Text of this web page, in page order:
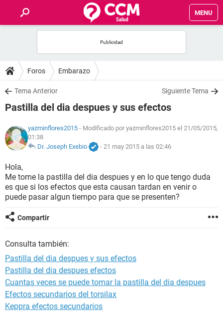
MENU
FOROS
SALUD
NUTRICIÓN
BIENESTAR
SEXUALIDAD
GLOSARIO
Foros Embarazo
Tema Anterior Siguiente Tema
Pastilla del dia despues y sus efectos
yazminflores2015 - Modificado por yazminflores2015 el 21/05/2015,
01:38
Dr. Joseph Exebio
-21 may 2015 a las 02:46
Hola,
Me tome la pastilla del dia despues y en lo que tengo duda
es que si los efectos que esta causan tardan en venir o
puede pasar algun tiempo para que se presenten?
Compartir
Consulta también:
Pastilla del dia despues y sus efectos
Pastilla del dia despues efectos
Cuantas veces se puede tomar la pastilla del dia despues
Efectos secundarios del torsilax
Keppra efectos secundarios